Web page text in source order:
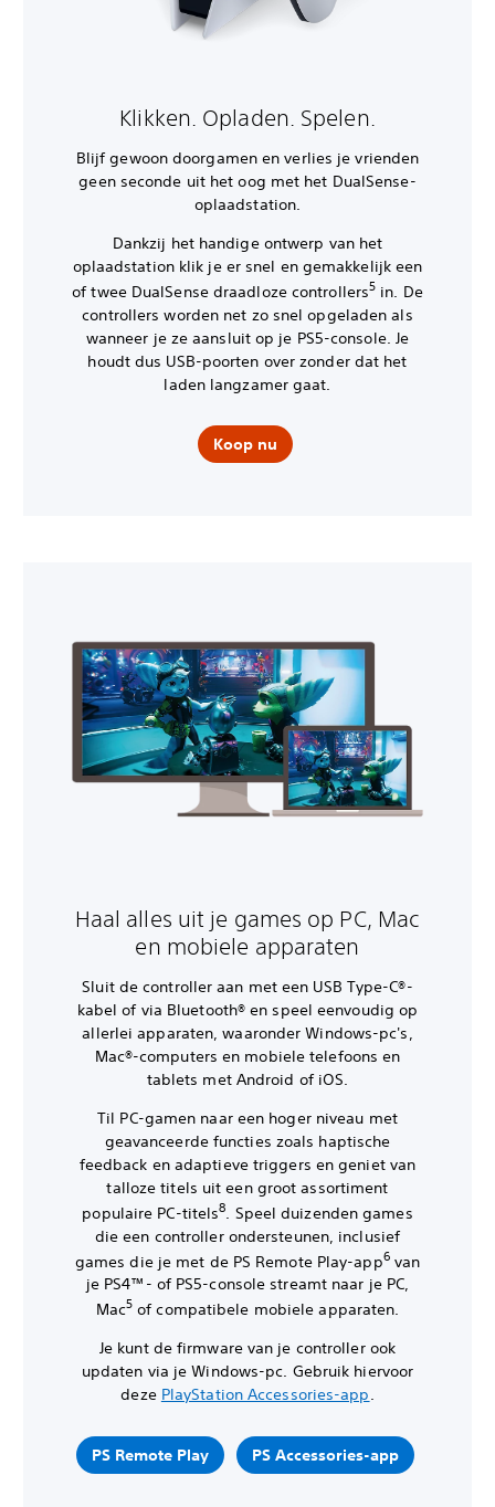
Klikken. Opladen. Spelen.
Blijf gewoon doorgamen en verlies je vrienden
geen seconde uit het oog met het DualSense-
oplaadstation.
Dankzij het handige ontwerp van het
oplaadstation klik je er snel en gemakkelijk een
of twee DualSense draadloze controllers5 in. De
controllers worden net zo snel opgeladen als
wanneer je ze aansluit op je PS5-console. Je
houdt dus USB-poorten over zonder dat het
laden langzamer gaat.
Koop nu
Haal alles uit je games op PC, Mac
en mobiele apparaten
Sluit de controller aan met een USB Type-C®-
kabel of via Bluetooth® en speel eenvoudig op
allerlei apparaten, waaronder Windows-pc's,
Mac®-computers en mobiele telefoons en
tablets met Android of iOS.
Til PC-gamen naar een hoger niveau met
geavanceerde functies zoals haptische
feedback en adaptieve triggers en geniet van
talloze titels uit een groot assortiment
populaire PC-titels8. Speel duizenden games
die een controller ondersteunen, inclusief
games die je met de PS Remote Play-app6van
je PS4™- of PS5-console streamt naar je PC,
Mac5 of compatibele mobiele apparaten.
Je kunt de firmware van je controller ook
updaten via je Windows-pc. Gebruik hiervoor
deze PlayStation Accessories-app.
PS Remote Play PS Accessories-app